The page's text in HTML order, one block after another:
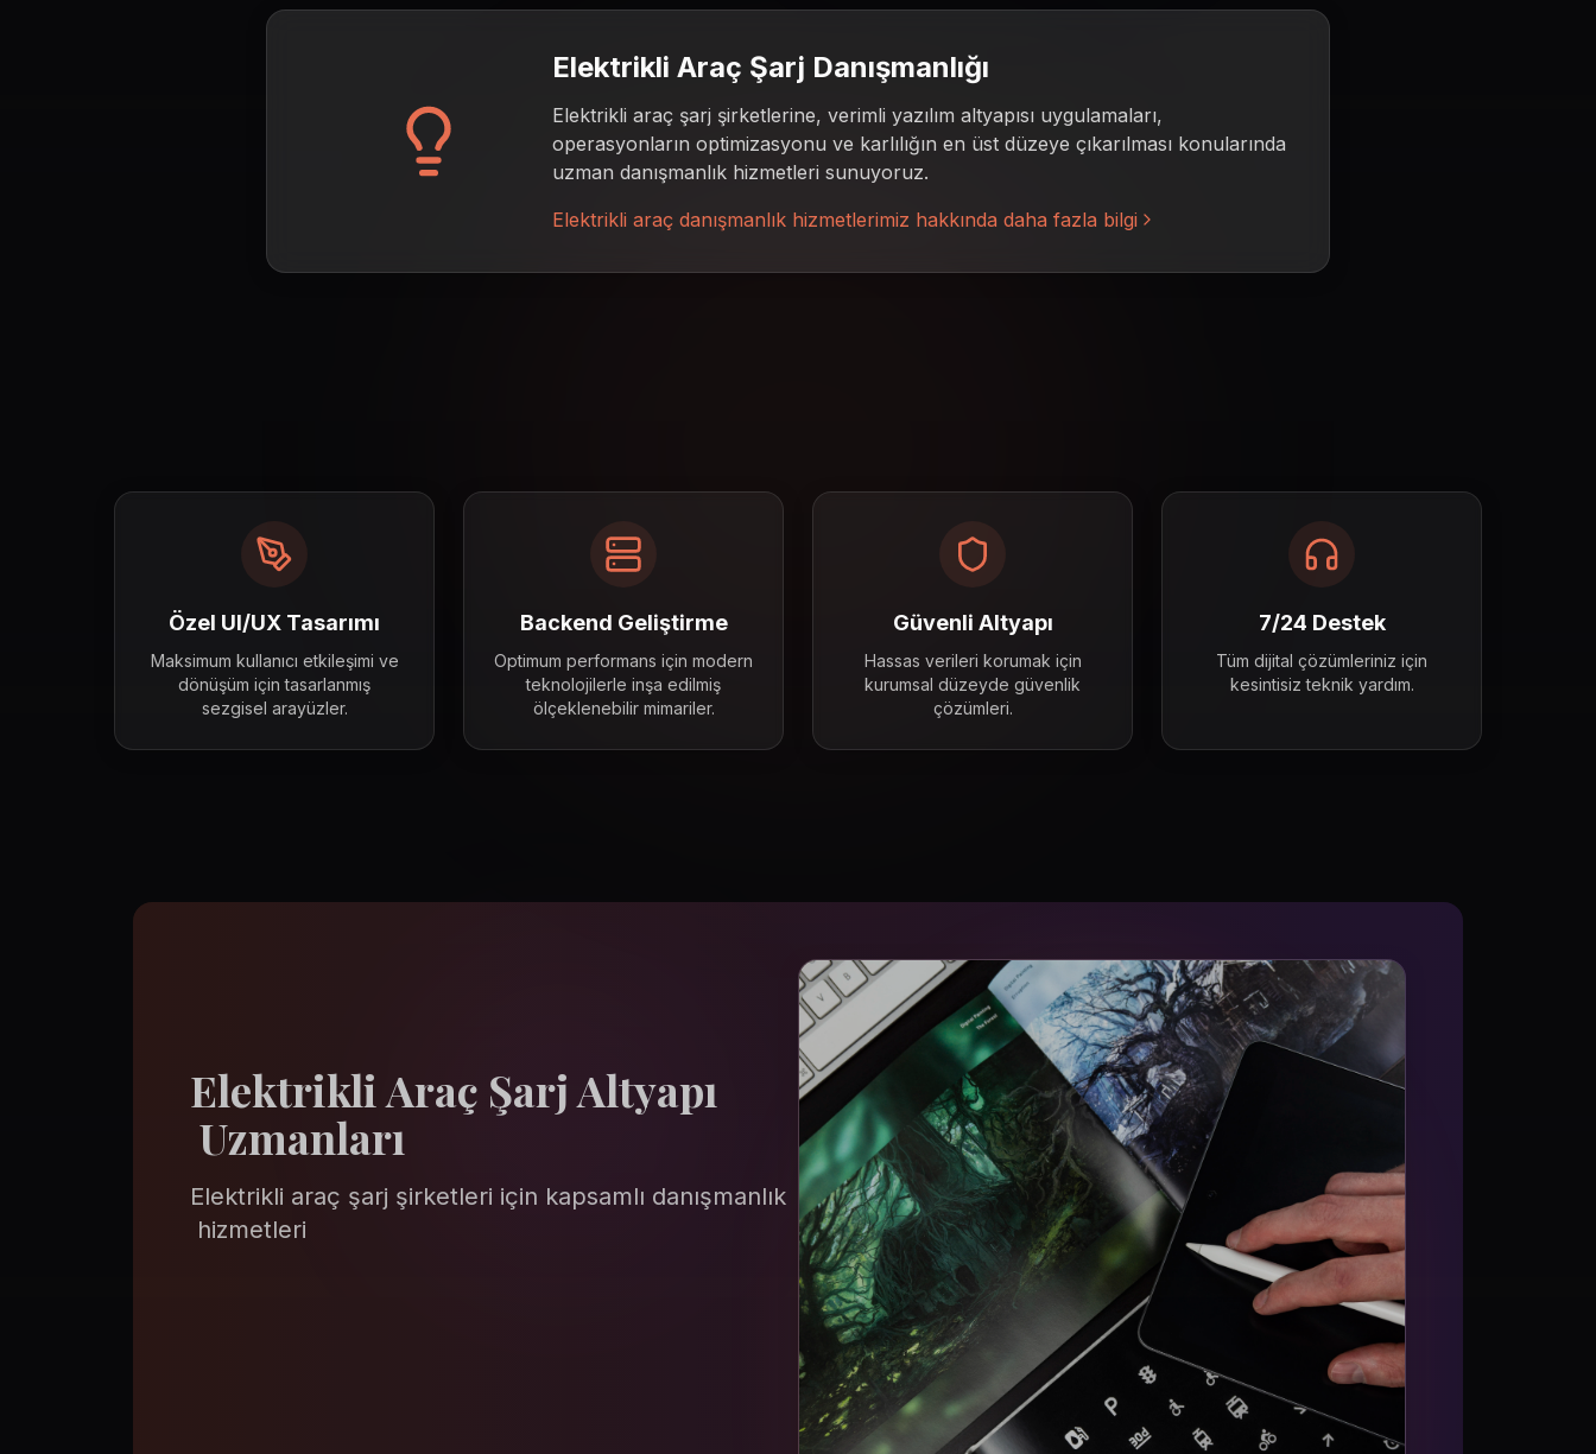
Elektrikli Araç Şarj Danışmanlığı
Elektrikli araç şarj şirketlerine, verimli yazılım altyapısı uygulamaları,
operasyonların optimizasyonu ve karlılığın en üst düzeye çıkarılması konularında
uzman danışmanlık hizmetleri sunuyoruz.
Elektrikli araç danışmanlık hizmetlerimiz hakkında daha fazla bilgi
Özel UI/UX Tasarımı
Maksimum kullanıcı etkileşimi ve
dönüşüm için tasarlanmış
sezgisel arayüzler.
Backend Geliştirme
Optimum performans için modern
teknolojilerle inşa edilmiş
ölçeklenebilir mimariler.
Güvenli Altyapı
Hassas verileri korumak için
kurumsal düzeyde güvenlik
çözümleri.
7/24 Destek
Tüm dijital çözümleriniz için
kesintisiz teknik yardım.
Elektrikli Araç Şarj Altyapı
Uzmanları
Elektrikli araç şarj şirketleri için kapsamlı danışmanlık
hizmetleri